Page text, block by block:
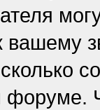
вашему
форуме.